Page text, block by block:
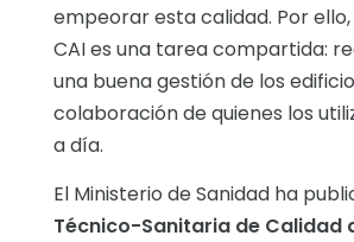
empeorar esta calidad. Por
CAI es una tarea compartida:
una buena gestión de los
colaboración de quienes los
a día.
El Ministerio de Sanidad ha
Técnico-Sanitaria de Calidad